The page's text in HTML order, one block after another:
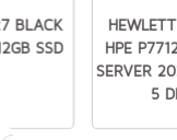
BLACK
SSD
HPE
SERVER
5